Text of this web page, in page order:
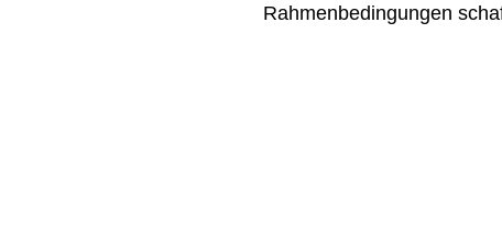
Rahmenbedingungen